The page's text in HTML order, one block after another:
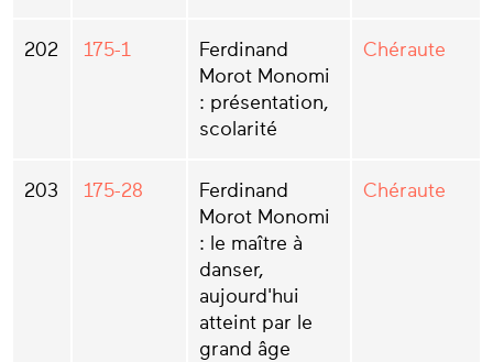
202 175-1
Ferdinand
Morot Monomi
: présentation,
scolarité
Chéraute
203 175-28
Ferdinand
Morot Monomi
: le maître à
danser,
aujourd'hui
atteint par le
grand âge
Chéraute